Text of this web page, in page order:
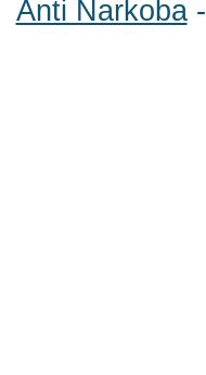
Anti Narkoba-